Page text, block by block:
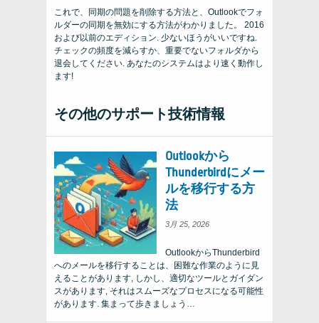
これで、同期の問題を削除する方法と、Outlookでフォ
ルダーの同期を無効にする方法がわかりました。 2016
および以前のエディション. 少ないほうがいいですね.
チェックの頻度を減らすか、重要でないフォルダから
退会してください. あなたのシステムはより速く動作し
ます!
その他のサポート技術情報
Outlookから
Thunderbirdにメー
ルを移行する方
法
3月 25, 2026
OutlookからThunderbird
へのメールを移行することは、困難な作業のように見
えることがあります, しかし、適切なツールとガイダン
スがあります, それはスムーズなプロセスになる可能性
があります. 集まって歩きましょう…